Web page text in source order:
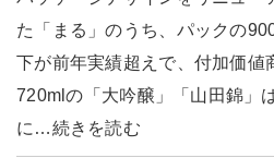
た「まる」のうち、パックの
下が前年実績超えで、付加価値
720mlの「大吟醸」「山田錦」
に…続きを読む